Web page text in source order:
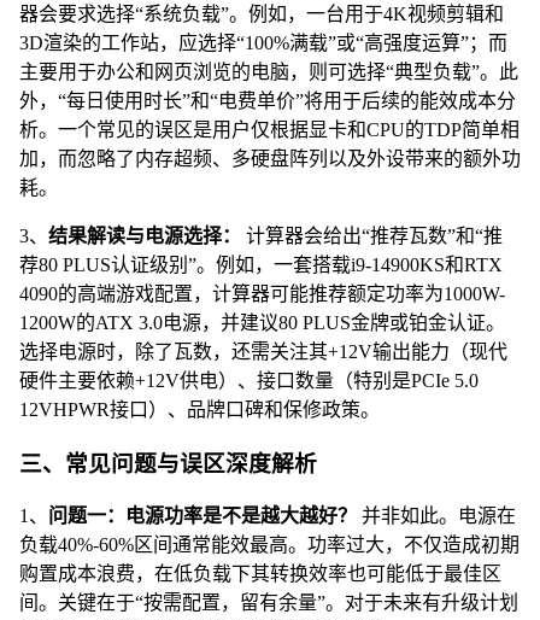
器会要求选择“系统负载”。例如，一台用于4K视频剪辑和
3D渲染的工作站，应选择“100%满载”或“高强度运算”；而
主要用于办公和网页浏览的电脑，则可选择“典型负载”。此
外，“每日使用时长”和“电费单价”将用于后续的能效成本分
析。一个常见的误区是用户仅根据显卡和CPU的TDP简单相
加，而忽略了内存超频、多硬盘阵列以及外设带来的额外功
耗。
3、 结果解读与电源选择：
计算器会给出“推荐瓦数”和“推
荐80 PLUS认证级别”。例如，一套搭载i9-14900KS和RTX
4090的高端游戏配置，计算器可能推荐额定功率为1000W-
1200W的ATX 3.0电源，并建议80 PLUS金牌或铂金认证。
选择电源时，除了瓦数，还需关注其+12V输出能力（现代
硬件主要依赖+12V供电）、接口数量（特别是PCIe 5.0
12VHPWR接口）、品牌口碑和保修政策。
三、常见问题与误区深度解析
1、 问题一：电源功率是不是越大越好？
并非如此。电源在
负载40%-60%区间通常能效最高。功率过大，不仅造成初期
购置成本浪费，在低负载下其转换效率也可能低于最佳区
间。关键在于“按需配置，留有余量”。对于未来有升级计划